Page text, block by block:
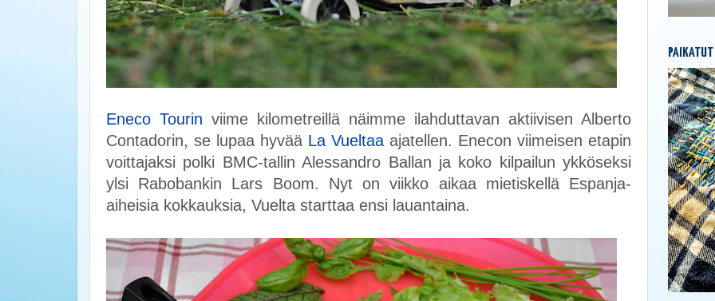
Eneco Tourin viime kilometreillä näimme ilahduttavan aktiivisen Alberto
Contadorin, se lupaa hyvää La Vueltaaajatellen. Enecon viimeisen etapin
voittajaksi polki BMC-tallin Alessandro Ballan ja koko kilpailun ykköseksi
ylsi Rabobankin Lars Boom. Nyt on viikko aikaa mietiskellä Espanja-
aiheisia kokkauksia, Vuelta starttaa ensi lauantaina.